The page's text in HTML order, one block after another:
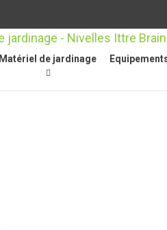
Matériel de jardinage
Salopette FUNCTION Core, taille